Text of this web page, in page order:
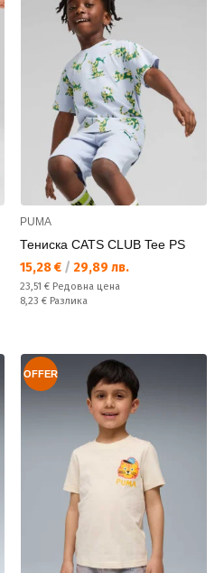
PUMA
Тениска CATS CLUB Tee PS
Текуща цена:
15,28 € / 29,89 лв.
Редовна цена:
23,51 € Редовна цена
Спестявате:
8,23 € Разлика
OFFER